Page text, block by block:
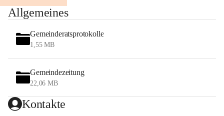
Allgemeines
Gemeinderatsprotokolle
1,55 MB
Gemeindezeitung
22,06 MB
Kontakte